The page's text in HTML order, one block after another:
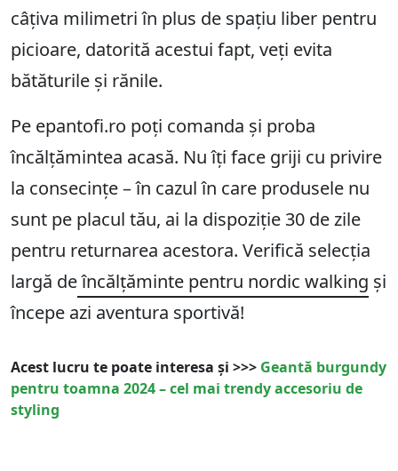
câțiva milimetri în plus de spațiu liber pentru
picioare, datorită acestui fapt, veți evita
bătăturile și rănile.
Pe epantofi.ro poți comanda și proba
încălțămintea acasă. Nu îți face griji cu privire
la consecințe – în cazul în care produsele nu
sunt pe placul tău, ai la dispoziție 30 de zile
pentru returnarea acestora. Verifică selecția
largă deîncălțăminte pentru nordic walking și
începe azi aventura sportivă!
Acest lucru te poate interesa și >>> Geantă burgundy
pentru toamna 2024 – cel mai trendy accesoriu de
styling